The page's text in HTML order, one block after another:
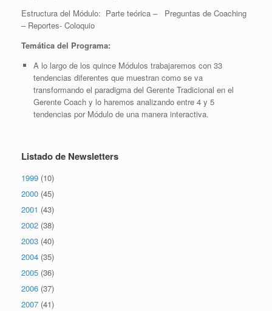
Estructura del Módulo: Parte teórica – Preguntas de Coaching
– Reportes- Coloquio
Temática del Programa:
A lo largo de los quince Módulos trabajaremos con 33
tendencias diferentes que muestran como se va
transformando el paradigma del Gerente Tradicional en el
Gerente Coach y lo haremos analizando entre 4 y 5
tendencias por Módulo de una manera interactiva.
Listado de Newsletters
1999 (10)
2000 (45)
2001 (43)
2002 (38)
2003 (40)
2004 (35)
2005 (36)
2006 (37)
2007 (41)